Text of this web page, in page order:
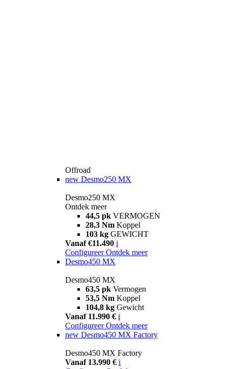
Offroad
new Desmo250 MX
Desmo250 MX
Ontdek meer
44,5 pk VERMOGEN
28,3 Nm Koppel
103 kg GEWICHT
Vanaf €11.490 i
Configureer Ontdek meer
Desmo450 MX
Desmo450 MX
63,5 pk Vermogen
53,5 Nm Koppel
104,8 kg Gewicht
Vanaf 11.990 € i
Configureer Ontdek meer
new Desmo450 MX Factory
Desmo450 MX Factory
Vanaf 13.990 € i